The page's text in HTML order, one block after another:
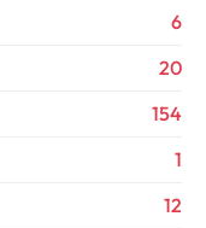
6
20
154
1
12